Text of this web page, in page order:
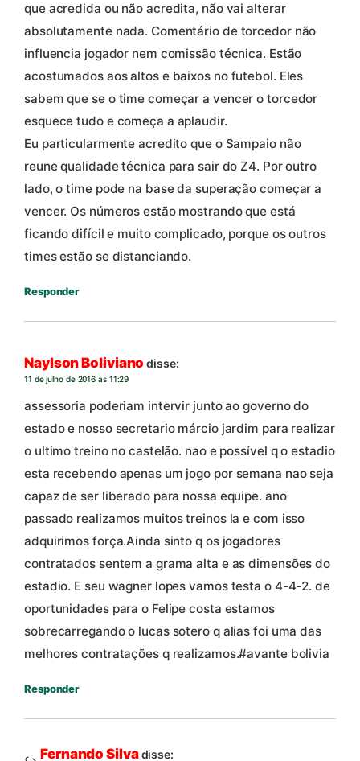
que acredida ou não acredita, não vai alterar
absolutamente nada. Comentário de torcedor não
influencia jogador nem comissão técnica. Estão
acostumados aos altos e baixos no futebol. Eles
sabem que se o time começar a vencer o torcedor
esquece tudo e começa a aplaudir.
Eu particularmente acredito que o Sampaio não
reune qualidade técnica para sair do Z4. Por outro
lado, o time pode na base da superação começar a
vencer. Os números estão mostrando que está
ficando difícil e muito complicado, porque os outros
times estão se distanciando.
Responder
Naylson Boliviano disse:
11 de julho de 2016 às 11:29
assessoria poderiam intervir junto ao governo do
estado e nosso secretario márcio jardim para realizar
o ultimo treino no castelão. nao e possível q o estadio
esta recebendo apenas um jogo por semana nao seja
capaz de ser liberado para nossa equipe. ano
passado realizamos muitos treinos la e com isso
adquirimos força.Ainda sinto q os jogadores
contratados sentem a grama alta e as dimensões do
estadio. E seu wagner lopes vamos testa o 4-4-2. de
oportunidades para o Felipe costa estamos
sobrecarregando o lucas sotero q alias foi uma das
melhores contratações q realizamos.#avante bolivia
Responder
Fernando Silvadisse: